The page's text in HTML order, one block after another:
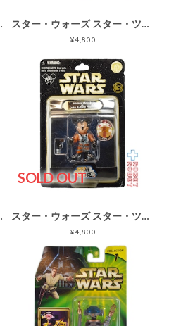
フィギュア 未開封 スター・ウォーズ スター・ツアーズ シリーズ1 ミッキーマウス as ルーク・スカイウォーカー ベーシックフィギュア 未開封
¥4,800
ックフィギュア 未開封
SOLD OUT
スター・ウォーズ スター・ツアーズ シリーズ3 ミッキーマウス as ルーク・スカイウォーカー Xウイングパイロット ベーシックフィギュア 未開封
¥4,800